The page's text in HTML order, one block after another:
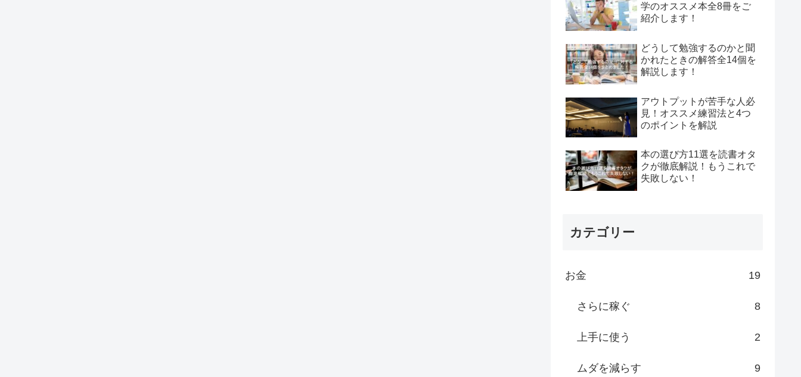
学のオススメ本全8冊をご
紹介します！
どうして勉強するのかと聞
かれたときの解答全14個を
解説します！
アウトプットが苦手な人必
見！オススメ練習法と4つ
のポイントを解説
本の選び方11選を読書オタ
クが徹底解説！もうこれで
失敗しない！
カテゴリー
お金 19
さらに稼ぐ 8
上手に使う 2
ムダを減らす 9